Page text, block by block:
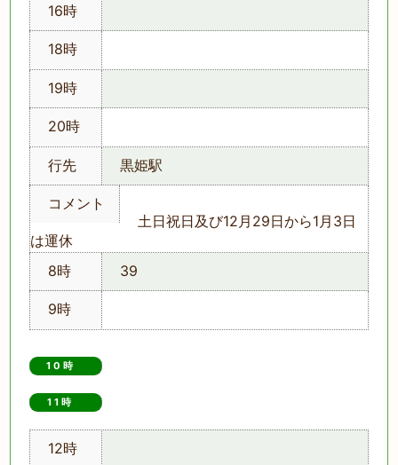
16時
18時
19時
20時
行先 黒姫駅
コメント
土日祝日及び12月29日から1月3日
は運休
8時
39
9時
10時
11時
12時